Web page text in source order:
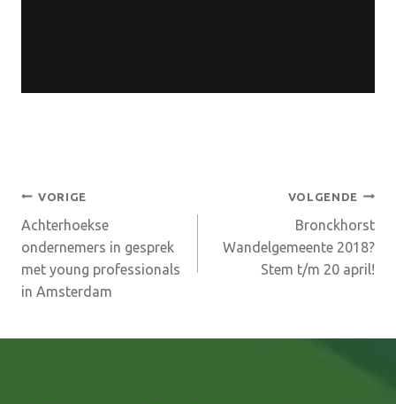
Bericht
navigatie
VORIGE
Achterhoekse
ondernemers in gesprek
met young professionals
in Amsterdam
VOLGENDE
Bronckhorst
Wandelgemeente 2018?
Stem t/m 20 april!